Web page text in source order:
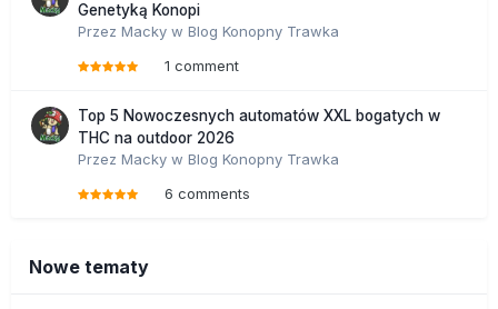
Genetyką Konopi
Przez Macky w Blog Konopny Trawka
1 comment
Top 5 Nowoczesnych automatów XXL bogatych w
THC na outdoor 2026
Przez Macky w Blog Konopny Trawka
6 comments
Nowe tematy